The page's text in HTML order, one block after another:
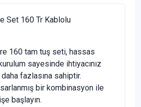
Set 160 Tr Kablolu
160 tam tuş seti, hassas
sayesinde ihtiyacınız
fazlasına sahiptir.
bir kombinasyon ile
başlayın.